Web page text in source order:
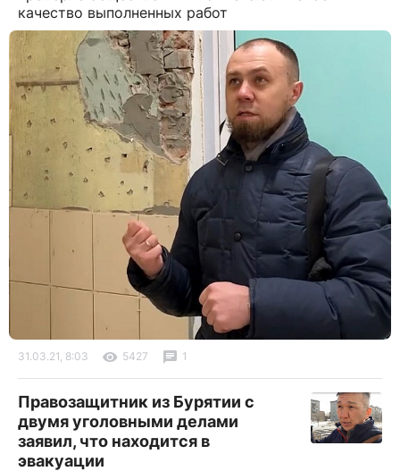
качество выполненных работ
31.03.21, 8:03 5427 1
Правозащитник из Бурятии с
двумя уголовными делами
заявил, что находится в
эвакуации